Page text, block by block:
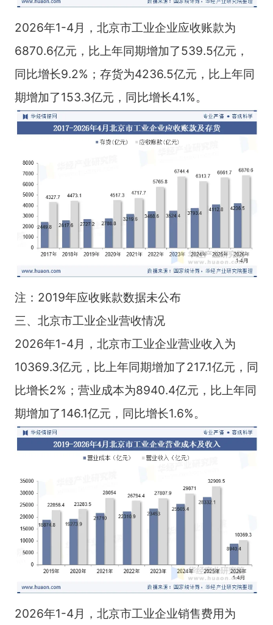
2026年1-4月，北京市工业企业应收账款为
6870.6亿元，比上年同期增加了539.5亿元，
同比增长9.2%；存货为4236.5亿元，比上年同
期增加了153.3亿元，同比增长4.1%。
注：2019年应收账款数据未公布
三、北京市工业企业营收情况
2026年1-4月，北京市工业企业营业收入为
10369.3亿元，比上年同期增加了217.1亿元，同
比增长2%；营业成本为8940.4亿元，比上年同
期增加了146.1亿元，同比增长1.6%。
2026年1-4月，北京市工业企业销售费用为